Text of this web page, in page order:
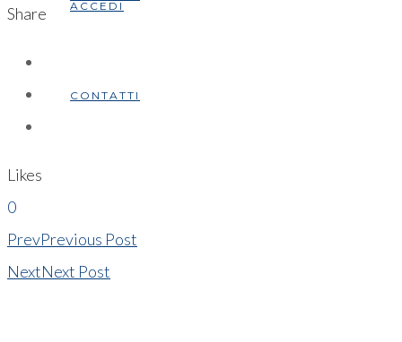
ACCEDI
CONTATTI
Share
Likes
0
PrevPrevious Post
NextNext Post